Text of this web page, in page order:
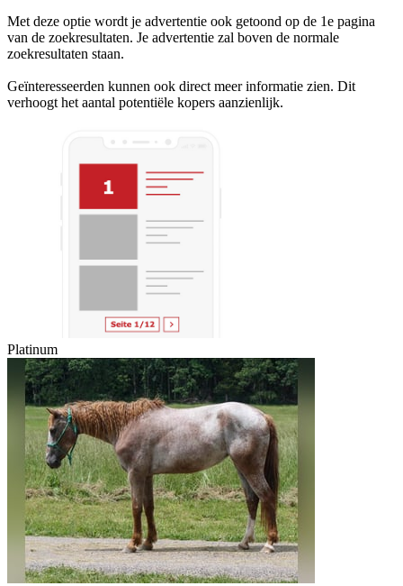
Met deze optie wordt je advertentie ook getoond op de 1e pagina
van de zoekresultaten. Je advertentie zal boven de normale
zoekresultaten staan.
Geïnteresseerden kunnen ook direct meer informatie zien. Dit
verhoogt het aantal potentiële kopers aanzienlijk.
Platinum